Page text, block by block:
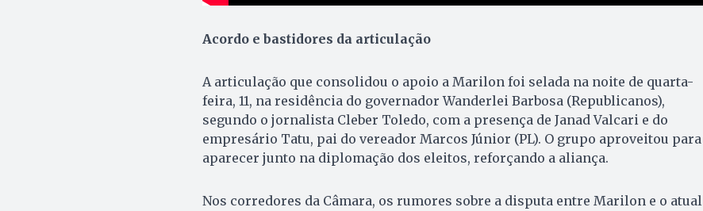
Acordo e bastidores da articulação
A articulação que consolidou o apoio a Marilon foi selada na noite de quarta-
feira, 11, na residência do governador Wanderlei Barbosa (Republicanos),
segundo o jornalista Cleber Toledo, com a presença de Janad Valcari e do
empresário Tatu, pai do vereador Marcos Júnior (PL). O grupo aproveitou para
aparecer junto na diplomação dos eleitos, reforçando a aliança.
Nos corredores da Câmara, os rumores sobre a disputa entre Marilon e o atual